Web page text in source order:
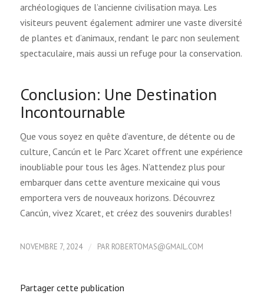
archéologiques de l’ancienne civilisation maya. Les
visiteurs peuvent également admirer une vaste diversité
de plantes et d’animaux, rendant le parc non seulement
spectaculaire, mais aussi un refuge pour la conservation.
Conclusion: Une Destination
Incontournable
Que vous soyez en quête d’aventure, de détente ou de
culture, Cancún et le Parc Xcaret offrent une expérience
inoubliable pour tous les âges. N’attendez plus pour
embarquer dans cette aventure mexicaine qui vous
emportera vers de nouveaux horizons. Découvrez
Cancún, vivez Xcaret, et créez des souvenirs durables!
NOVEMBRE 7, 2024 / PAR ROBERTOMAS@GMAIL.COM
Partager cette publication